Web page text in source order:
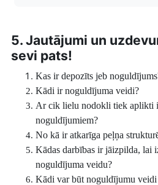
5. Jautājumi un
sevi pats!
Kas ir depozīts jeb
Kādi ir noguldījuma veidi?
Ar cik lielu nodokli tiek aplikti
noguldījumiem?
No kā ir atkarīga peļņa
Kādas darbības ir jāizpilda, lai
noguldījuma veidu?
Kādi var būt noguldījumu veidi